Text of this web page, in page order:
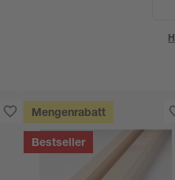
Mengenrabatt
Bestseller